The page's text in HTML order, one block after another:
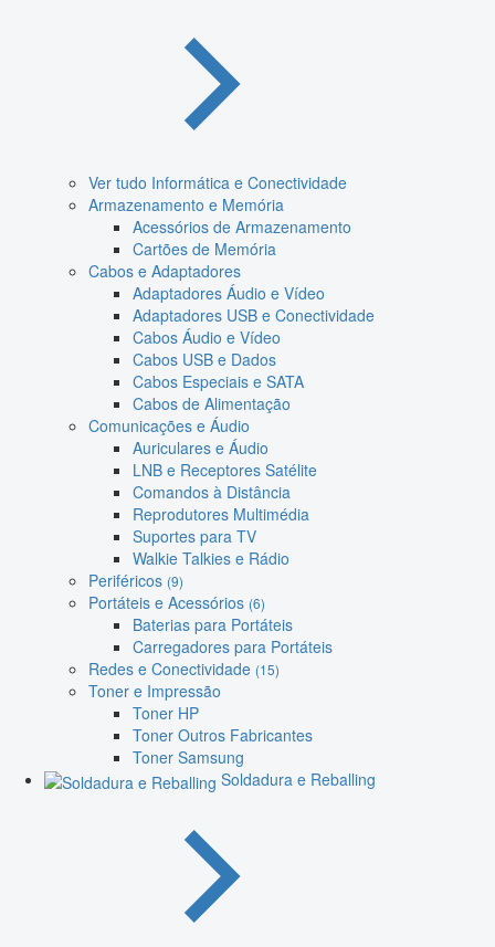
Ver tudo Informática e Conectividade
Armazenamento e Memória
Acessórios de Armazenamento
Cartões de Memória
Cabos e Adaptadores
Adaptadores Áudio e Vídeo
Adaptadores USB e Conectividade
Cabos Áudio e Vídeo
Cabos USB e Dados
Cabos Especiais e SATA
Cabos de Alimentação
Comunicações e Áudio
Auriculares e Áudio
LNB e Receptores Satélite
Comandos à Distância
Reprodutores Multimédia
Suportes para TV
Walkie Talkies e Rádio
Periféricos (9)
Portáteis e Acessórios (6)
Baterias para Portáteis
Carregadores para Portáteis
Redes e Conectividade (15)
Toner e Impressão
Toner HP
Toner Outros Fabricantes
Toner Samsung
Soldadura e Reballing